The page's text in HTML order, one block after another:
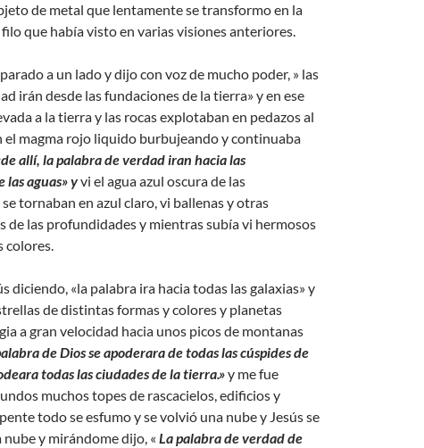
de metal que lentamente se transformo en la
que había visto en varias visiones anteriores.
a un lado y dijo con voz de mucho poder, » las
irán desde las fundaciones de la tierra» y en ese
a la tierra y las rocas explotaban en pedazos al
el magma rojo liquido burbujeando y continuaba
allí, la palabra de verdad iran hacia las
las aguas» yvi el agua azul oscura de las
tornaban en azul claro, vi ballenas y otras
de las profundidades y mientras subía vi hermosos
colores.
diciendo, «la palabra ira hacia todas las galaxias» y
de distintas formas y colores y planetas
a gran velocidad hacia unos picos de montanas
de Dios se apoderara de todas las cúspides de
todas las ciudades de la tierra.»y me fue
muchos topes de rascacielos, edificios y
todo se esfumo y se volvió una nube y Jesús se
nube y mirándome dijo, « La palabra de verdad de